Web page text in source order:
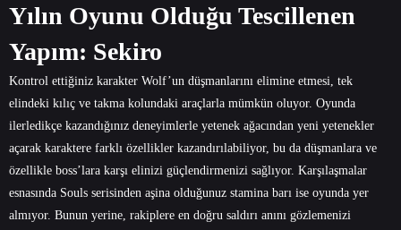
Yılın Oyunu Olduğu Tescillenen
Yapım: Sekiro
Kontrol ettiğiniz karakter Wolf’un düşmanlarını elimine etmesi, tek
elindeki kılıç ve takma kolundaki araçlarla mümkün oluyor. Oyunda
ilerledikçe kazandığınız deneyimlerle yetenek ağacından yeni yetenekler
açarak karaktere farklı özellikler kazandırılabiliyor, bu da düşmanlara ve
özellikle boss’lara karşı elinizi güçlendirmenizi sağlıyor. Karşılaşmalar
esnasında Souls serisinden aşina olduğunuz stamina barı ise oyunda yer
almıyor. Bunun yerine, rakiplere en doğru saldırı anını gözlemenizi